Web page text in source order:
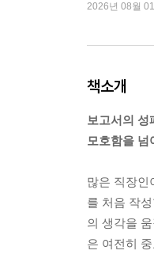
2026년 08월
책소개
보고서의
모호함을 넘
많은 직장인
를 처음 작
의 생각을
은 여전히